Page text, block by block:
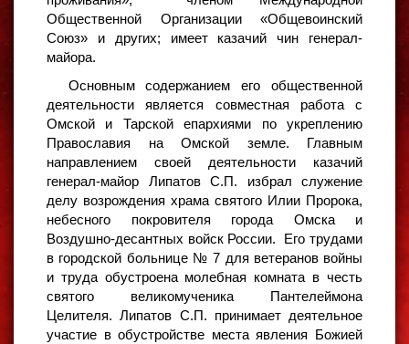
Общественной Организации «Общевоинский
Союз» и других; имеет казачий чин генерал-
майора.
Основным содержанием его общественной
деятельности является совместная работа с
Омской и Тарской епархиями по укреплению
Православия на Омской земле. Главным
направлением своей деятельности казачий
генерал-майор Липатов С.П. избрал служение
делу возрождения храма святого Илии Пророка,
небесного покровителя города Омска и
Воздушно-десантных войск России. Его трудами
в городской больнице № 7 для ветеранов войны
и труда обустроена молебная комната в честь
святого великомученика Пантелеймона
Целителя. Липатов С.П. принимает деятельное
участие в обустройстве места явления Божией